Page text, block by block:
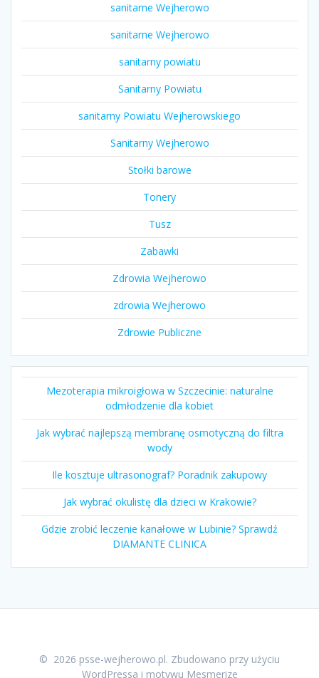
sanitarne Wejherowo
sanitarne Wejherowo
sanitarny powiatu
Sanitarny Powiatu
sanitarny Powiatu Wejherowskiego
Sanitarny Wejherowo
Stołki barowe
Tonery
Tusz
Zabawki
Zdrowia Wejherowo
zdrowia Wejherowo
Zdrowie Publiczne
Mezoterapia mikroigłowa w Szczecinie: naturalne
odmłodzenie dla kobiet
Jak wybrać najlepszą membranę osmotyczną do filtra
wody
Ile kosztuje ultrasonograf? Poradnik zakupowy
Jak wybrać okulistę dla dzieci w Krakowie?
Gdzie zrobić leczenie kanałowe w Lubinie? Sprawdź
DIAMANTE CLINICA
© 2026 psse-wejherowo.pl. Zbudowano przy użyciu
WordPressa i motywu Mesmerize